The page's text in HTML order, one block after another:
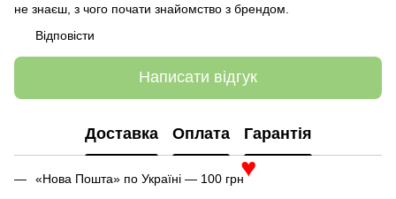
не знаєш, з чого почати знайомство з брендом.
Відповісти
Написати відгук
Доставка Оплата Гарантія
«Нова Пошта» по Україні — 100 грн♥